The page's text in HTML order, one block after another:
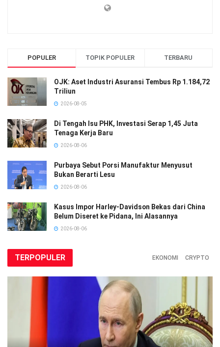
POPULER TOPIK POPULER TERBARU
OJK: Aset Industri Asuransi Tembus Rp 1.184,72
Triliun
2026-08-05
Di Tengah Isu PHK, Investasi Serap 1,45 Juta
Tenaga Kerja Baru
2026-08-06
Purbaya Sebut Porsi Manufaktur Menyusut
Bukan Berarti Lesu
2026-08-06
Kasus Impor Harley-Davidson Bekas dari China
Belum Diseret ke Pidana, Ini Alasannya
2026-08-06
TERPOPULER EKONOMI CRYPTO